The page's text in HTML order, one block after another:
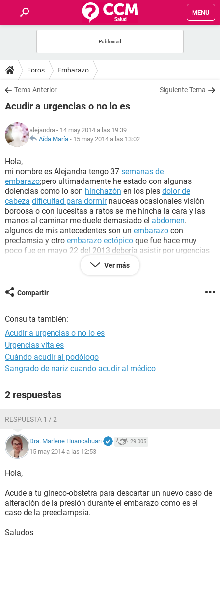
MENU
FOROS
SALUD
NUTRICIÓN
BIENESTAR
SEXUALIDAD
GLOSARIO
Foros Embarazo
Tema Anterior Siguiente Tema
Acudir a urgencias o no lo es
alejandra - 14 may 2014 a las 19:39
Aída María - 15 may 2014 a las 13:02
Hola,
mi nombre es Alejandra tengo 37 semanas de
embarazo;pero ultimadamente he estado con algunas
dolencias como lo son hinchazón en los pies dolor de
cabeza dificultad para dormirnauceas ocasionales visión
boroosa o con lucesitas a ratos se me hincha la cara y las
manos al caminar me duele demasiado el abdomen.
algunos de mis antecedentes son un embarazo con
preclamsia y otro embarazo ectópico que fue hace muy
poco fue en mayo 22 del 2013 debería asistir por urgencias
o los síntomas son normales me habían dicho que tendría
mi bb el 22 de mayo pero es que las molestas son
Ver más
Compartir
Consulta también:
Acudir a urgencias o no lo es
Urgencias vitales
Cuándo acudir al podólogo
Sangrado de nariz cuando acudir al médico
2 respuestas
RESPUESTA 1 / 2
Dra. Marlene Huancahuari 29.005
15 may 2014 a las 12:53
Hola,
Acude a tu gineco-obstetra para descartar un nuevo caso de
alteración de la presión durante el embarazo como es el
caso de la preeclampsia.
Saludos